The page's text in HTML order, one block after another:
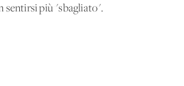
sentirsi più "sbagliato".